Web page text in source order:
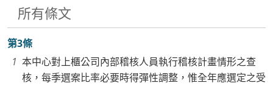
所有條文
第3條
本中心對上櫃公司內部稽核人員執行稽核計畫情形之查
核，每季選案比率必要時得彈性調整，惟全年應選定之受